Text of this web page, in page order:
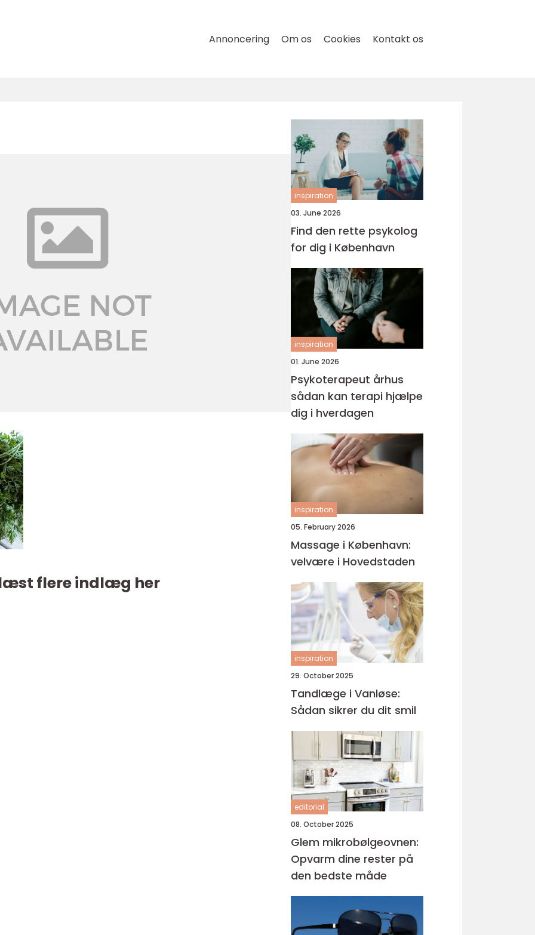
Annoncering Om os Cookies Kontakt os
flere indlæg her
inspiration
03. June 2026
Find den rette psykolog
for dig i København
inspiration
01. June 2026
Psykoterapeut århus
sådan kan terapi hjælpe
dig i hverdagen
inspiration
05. February 2026
Massage i København:
velvære i Hovedstaden
inspiration
29. October 2025
Tandlæge i Vanløse:
Sådan sikrer du dit smil
editorial
08. October 2025
Glem mikrobølgeovnen:
Opvarm dine rester på
den bedste måde